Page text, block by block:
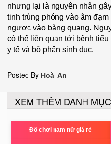
nhưng lại là nguyên nhân
tinh trùng phóng vào âm
ngược vào bàng quang.
có thể liên quan tới bệnh
y tế và bộ phận sinh dục.
Posted By Hoài An
XEM THÊM DANH
Đồ chơi nam nữ giá rẻ